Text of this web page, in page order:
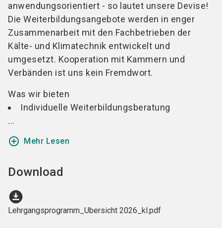
anwendungsorientiert - so lautet unsere Devise!
Die Weiterbildungsangebote werden in enger
Zusammenarbeit mit den Fachbetrieben der
Kälte- und Klimatechnik entwickelt und
umgesetzt. Kooperation mit Kammern und
Verbänden ist uns kein Fremdwort.
Was wir bieten
Individuelle Weiterbildungsberatung
...
add_circle_outline Mehr Lesen
Download
download_for_offline
Lehrgangsprogramm_Ubersicht 2026_kl.pdf